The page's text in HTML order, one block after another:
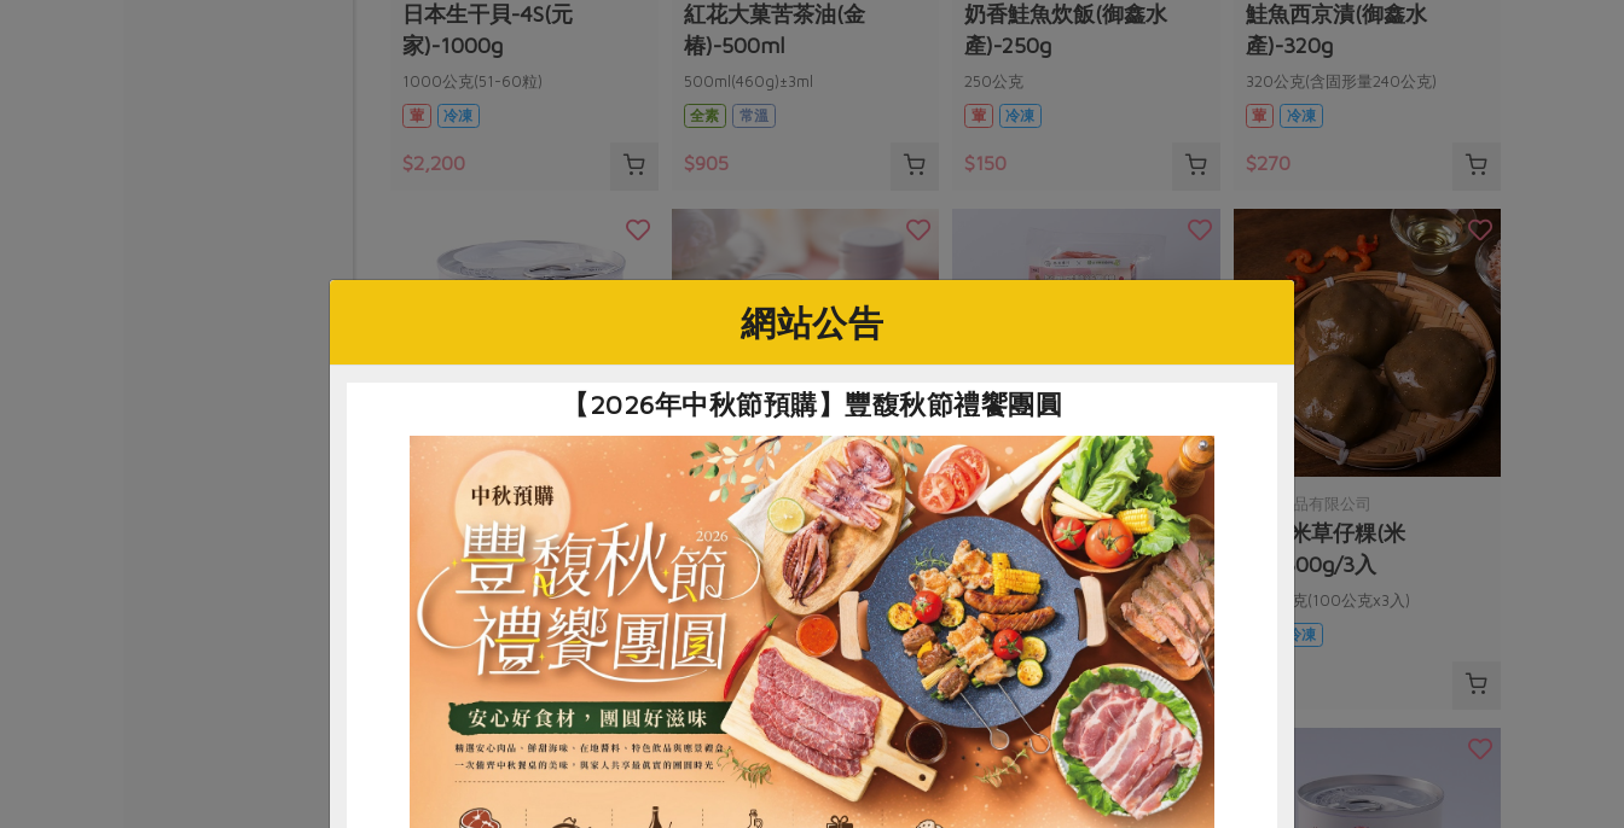
日本生干貝-4S(元
家)-1000g
1000公克(51-60粒)
葷
冷凍
$2,200
紅花大菓苦茶油(金
椿)-500ml
500ml(460g)±3ml
全素
常溫
$905
奶香鮭魚炊飯(御鑫水
產)-250g
250公克
葷
冷凍
$150
鮭魚西京漬(御鑫水
產)-320g
320公克(含固形量240公克)
葷
冷凍
$270
松葉美食有限公司
古早味紅豆湯(松葉美食有
限公司)-300g
淨重300公克(固形量180公克)
全素
常溫
昱倫生物科技股份有限公司
蜂王乳膠囊(昱倫)-60顆/瓶
560mg/粒，60粒/瓶
葷
常溫
$770
米棋食品有限公司
好事成雙紅龜粿-紅豆/花
生(米棋)-480g/6入
480g/6入(紅豆口味*3+花生口味*3)
奶素
冷凍
$270
米棋食品有限公司
菜脯米草仔粿(米
棋)-300g/3入
300公克(100公克x3入)
冷凍
惜食 RPET 食譜 減硝酸鹽 雞蛋 食安 共同購買
網站公告
【2026年中秋節預購】豐馥秋節禮饗團圓